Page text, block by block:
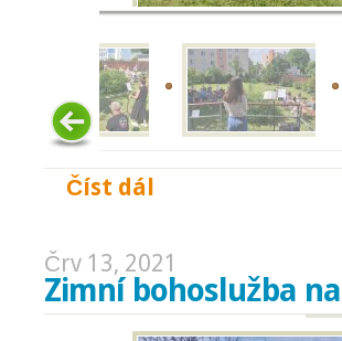
Číst dál
Črv 13, 2021
Zimní bohoslužba